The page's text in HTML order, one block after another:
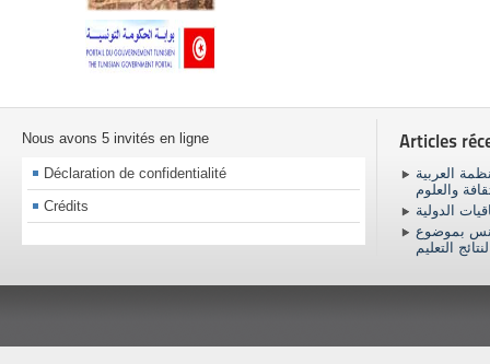
Nous avons 5 invités en ligne
Déclaration de confidentialité
Crédits
Articles
العربية
والعلوم
الدولية
بموضوع
التعليم